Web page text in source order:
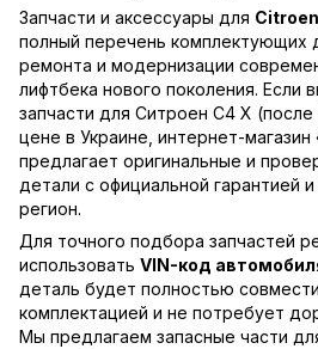
Запчасти и аксессуары для
полный перечень комплектующих
ремонта и модернизации
лифтбека нового поколения. Если
запчасти для Ситроен C4 X
цене в Украине, интернет-магазин
предлагает оригинальные и
детали с официальной гарантией
регион.
Для точного подбора запчастей
использовать VIN-код
деталь будет полностью
комплектацией и не потребует
Мы предлагаем запасные части